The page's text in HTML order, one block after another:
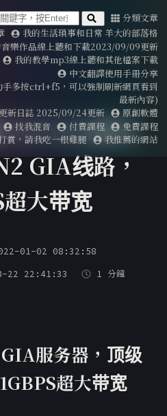
分類文章
我的生活瑣事和日常 羊大的部落格
音樂作品線上聽和下載2023/09/09更新
我的教學mp3線上聽和其他檔案下載
中文翻譯使用手冊分享
手多按ctrl+f5，可以強制刷新網頁看到
最新內容)
新日誌 2025/09/24更新
原創軟體
找我混音
付費課程
免費課程
賞，請我吃一根雞腿
我推薦的網站
CN2 GIA服务
GIA线路，
超大带宽
01-02 08:32:58
22 22:41:33 1 分鐘
服务器，顶级
超大带宽